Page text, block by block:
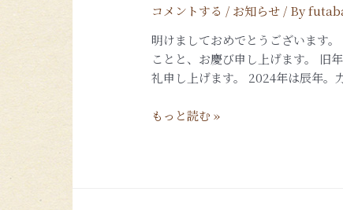
コメントする / お知らせ / By
明けましておめでとうございます
ことと、お慶び申し上げます。 旧
礼申し上げます。 2024年は辰年。
もっと読む »